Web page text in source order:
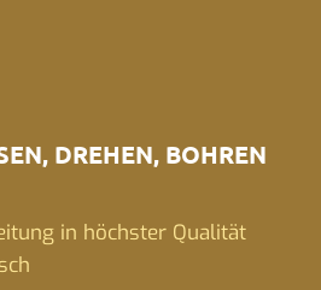
DREHEN, BOHREN
in höchster Qualität